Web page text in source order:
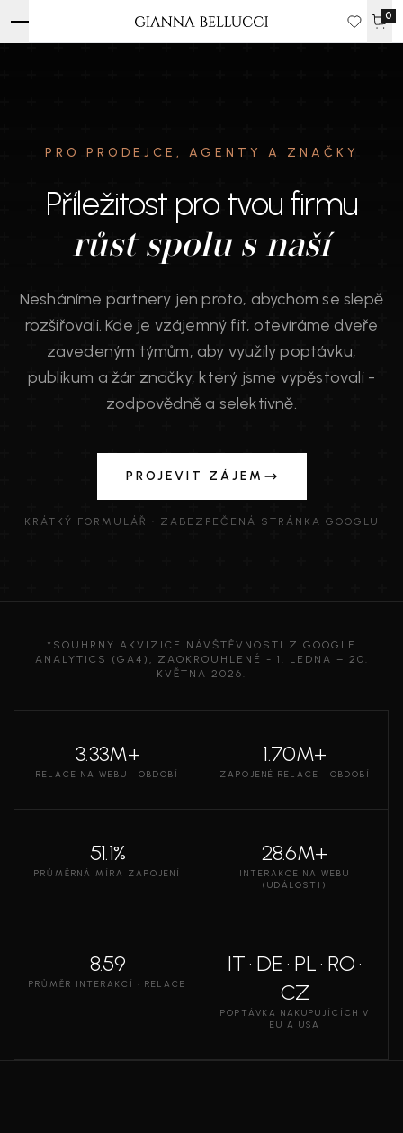
0
PRO PRODEJCE, AGENTY A ZNAČKY
Příležitost pro tvou firmu
růst spolu s naší
Nesháníme partnery jen proto, abychom se slepě
rozšiřovali. Kde je vzájemný fit, otevíráme dveře
zavedeným týmům, aby využily poptávku,
publikum a žár značky, který jsme vypěstovali -
zodpovědně a selektivně.
PROJEVIT ZÁJEM
KRÁTKÝ FORMULÁŘ · ZABEZPEČENÁ STRÁNKA GOOGLU
*SOUHRNY AKVIZICE NÁVŠTĚVNOSTI Z GOOGLE
ANALYTICS (GA4), ZAOKROUHLENÉ - 1. LEDNA – 20.
KVĚTNA 2026.
3.33M+
RELACE NA WEBU · OBDOBÍ
1.70M+
ZAPOJENÉ RELACE · OBDOBÍ
51.1%
PRŮMĚRNÁ MÍRA ZAPOJENÍ
28.6M+
INTERAKCE NA WEBU
(UDÁLOSTI)
8.59
PRŮMĚR INTERAKCÍ · RELACE
IT · DE · PL · RO ·
CZ
POPTÁVKA NAKUPUJÍCÍCH V
EU A USA